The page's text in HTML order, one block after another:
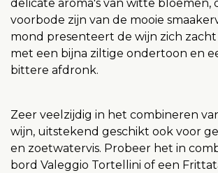
delicate aroma's van witte bloemen,
voorbode zijn van de mooie
mond presenteert de wijn zich zacht
met een bijna ziltige ondertoon en
bittere afdronk.
Zeer veelzijdig in het combineren
wijn, uitstekend geschikt ook voor
en zoetwatervis. Probeer het in
bord Valeggio Tortellini of een